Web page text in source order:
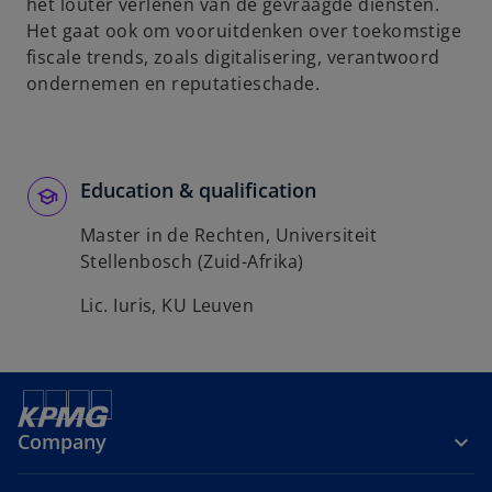
a
b
Het gaat ook om vooruitdenken over toekomstige
fiscale trends, zoals digitalisering, verantwoord
ondernemen en reputatieschade.
Education & qualification
Master in de Rechten, Universiteit
Stellenbosch (Zuid-Afrika)
Lic. Iuris, KU Leuven
Company